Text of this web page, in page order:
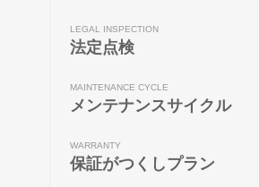
LEGAL INSPECTION
法定点検
MAINTENANCE CYCLE
メンテナンスサイクル
WARRANTY
保証がつくしプラン